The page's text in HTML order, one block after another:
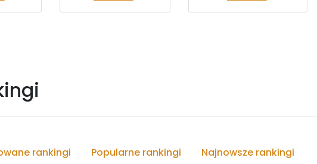
rankingi Popularne rankingi Najnowsze rankingi